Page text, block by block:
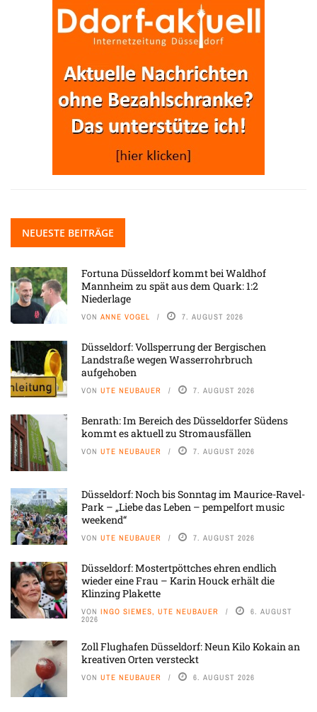
NEUESTE BEITRÄGE
Fortuna Düsseldorf kommt bei Waldhof
Mannheim zu spät aus dem Quark: 1:2
Niederlage
VON ANNE VOGEL 7. AUGUST 2026
Düsseldorf: Vollsperrung der Bergischen
Landstraße wegen Wasserrohrbruch
aufgehoben
VON UTE NEUBAUER 7. AUGUST 2026
Benrath: Im Bereich des Düsseldorfer Südens
kommt es aktuell zu Stromausfällen
VON UTE NEUBAUER 7. AUGUST 2026
Düsseldorf: Noch bis Sonntag im Maurice-Ravel-
Park – „Liebe das Leben – pempelfort music
weekend“
VON UTE NEUBAUER 7. AUGUST 2026
Düsseldorf: Mostertpöttches ehren endlich
wieder eine Frau – Karin Houck erhält die
Klinzing Plakette
VON INGO SIEMES, UTE NEUBAUER 6. AUGUST
2026
Zoll Flughafen Düsseldorf: Neun Kilo Kokain an
kreativen Orten versteckt
VON UTE NEUBAUER 6. AUGUST 2026